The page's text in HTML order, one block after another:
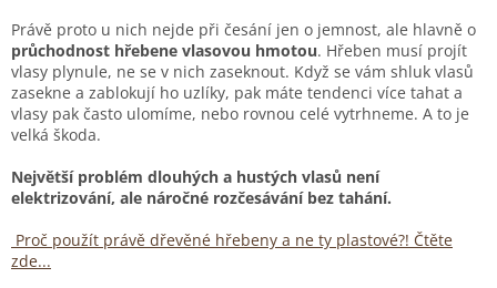
Právě proto u nich nejde při česání jen o jemnost, ale hlavně o
průchodnost hřebene vlasovou hmotou. Hřeben musí projít
vlasy plynule, ne se v nich zaseknout. Když se vám shluk vlasů
zasekne a zablokují ho uzlíky, pak máte tendenci více tahat a
vlasy pak často ulomíme, nebo rovnou celé vytrhneme. A to je
velká škoda.
Největší problém dlouhých a hustých vlasů není
elektrizování, ale náročné rozčesávání bez tahání.
Proč použít právě dřevěné hřebeny a ne ty plastové?! Čtěte
zde...